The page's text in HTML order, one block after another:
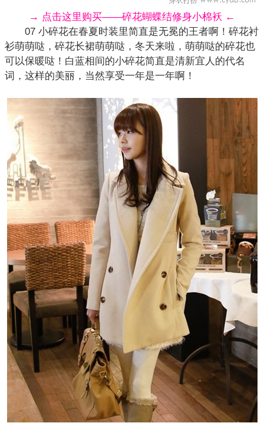
→ 点击这里购买——碎花蝴蝶结修身小棉袄 ←
07 小碎花在春夏时装里简直是无冕的王者啊！碎花衬
衫萌萌哒，碎花长裙萌萌哒，冬天来啦，萌萌哒的碎花也
可以保暖哒！白蓝相间的小碎花简直是清新宜人的代名
词，这样的美丽，当然享受一年是一年啊！